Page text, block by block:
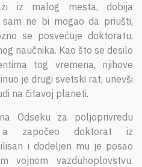
iz malog mesta, dobija
ne bi mogao da priušti,
se posvećuje doktoratu,
naučnika. Kao što se desilo
tog vremena, njihove
je drugi svetski rat, unevši
na čitavoj planeti.
Odseku za poljoprivredu
a započeo doktorat iz
i dodeljen mu je posao
vojnom vazduhoplovstvu.